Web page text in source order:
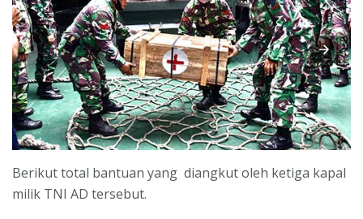
Berikut total bantuan yang diangkut oleh ketiga kapal
milik TNI AD tersebut.